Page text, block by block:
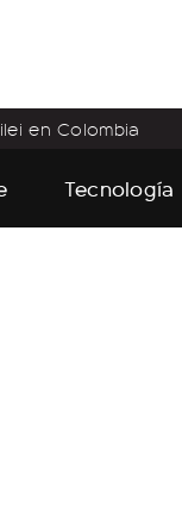
en Colombia
Tecnología